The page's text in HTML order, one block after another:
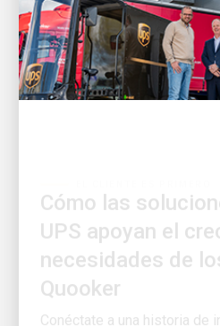
UPS apoyan el
necesidades de
Quooker
Conéctate a una historia de
colaboración